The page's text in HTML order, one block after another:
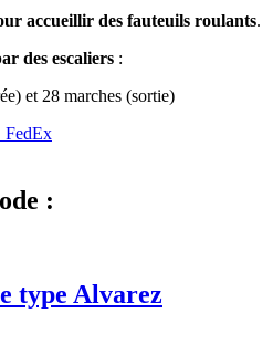
accueillir des fauteuils roulants.
des escaliers :
et 28 marches (sortie)
FedEx
:
type Alvarez